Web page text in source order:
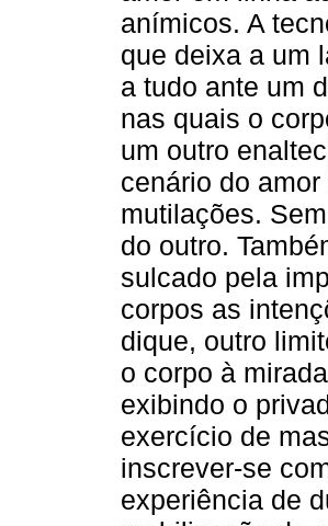
anímicos. A
que deixa a um
a tudo ante um
nas quais o
um outro
cenário do
mutilações.
do outro.
sulcado pela
corpos as
dique, outro
o corpo à
exibindo o
exercício de
inscrever-se
experiência de